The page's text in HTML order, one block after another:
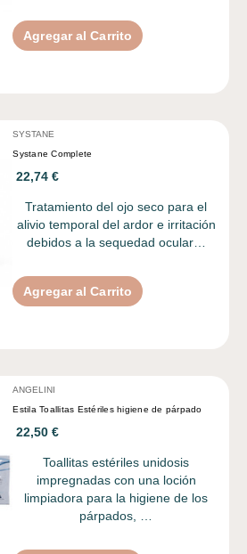
Agregar al Carrito
SYSTANE
Systane Complete
22,74 €
Tratamiento del ojo seco para el
alivio temporal del ardor e irritación
debidos a la sequedad ocular…
Agregar al Carrito
ANGELINI
Estila Toallitas Estériles higiene de párpado
22,50 €
Toallitas estériles unidosis
impregnadas con una loción
limpiadora para la higiene de los
párpados, …